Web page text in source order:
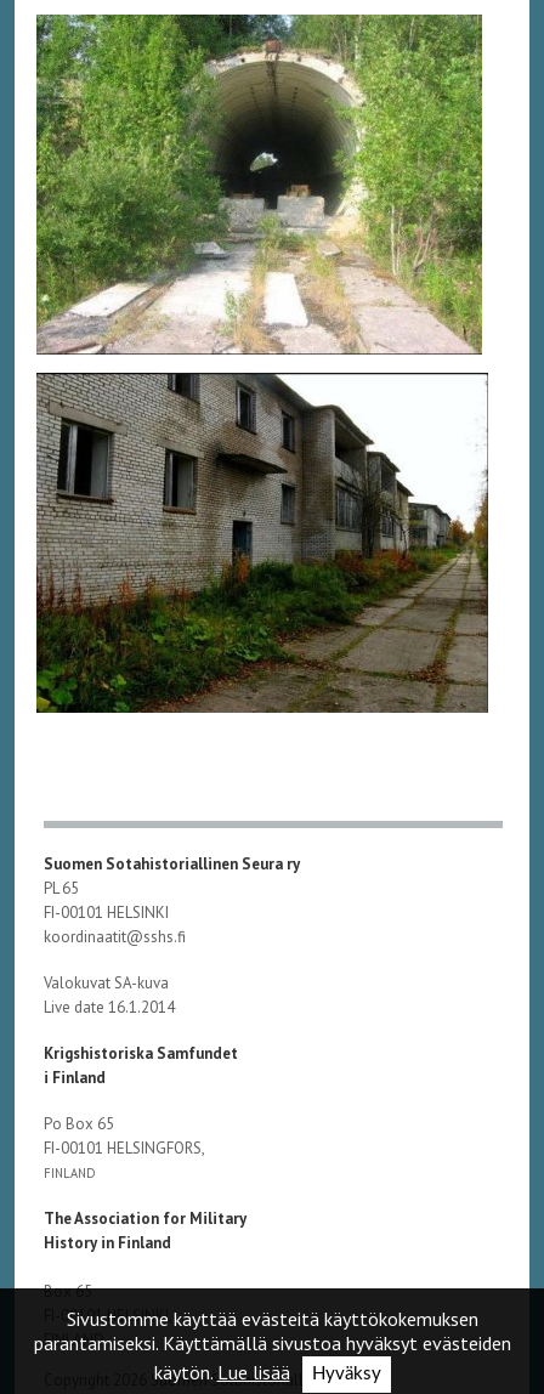
Suomen Sotahistoriallinen Seura ry
PL 65
FI-00101 HELSINKI
koordinaatit@sshs.fi
Valokuvat SA-kuva
Live date 16.1.2014
Krigshistoriska Samfundet
i Finland
Po Box 65
FI-00101 HELSINGFORS,
FINLAND
The Association for Military
History in Finland
Box 65
FI-00101 HELSINKI,
FINLAND
Copyright 2026 Suomen Sotahistoriallinen Seura ry
Sivustomme käyttää evästeitä käyttökokemuksen
parantamiseksi. Käyttämällä sivustoa hyväksyt evästeiden
käytön. Lue lisää Hyväksy